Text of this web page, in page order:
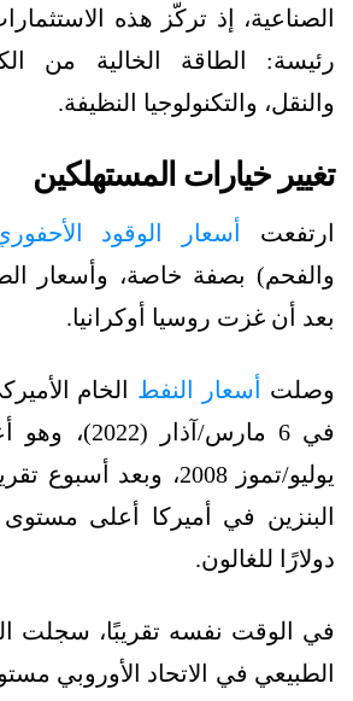
رئيسة: الطاقة الخالية من
والنقل، والتكنولوجيا النظيفة.
تغيير خيارات المستهلكين
ارتفعت أسعار الوقود
والفحم) بصفة خاصة، وأسعار
بعد أن غزت روسيا أوكرانيا.
وصلت أسعار النفط
في 6 مارس/
يوليو/تموز 2008، وبعد
دولارًا للغالون.
في الوقت نفسه تقريبًا، سجلت